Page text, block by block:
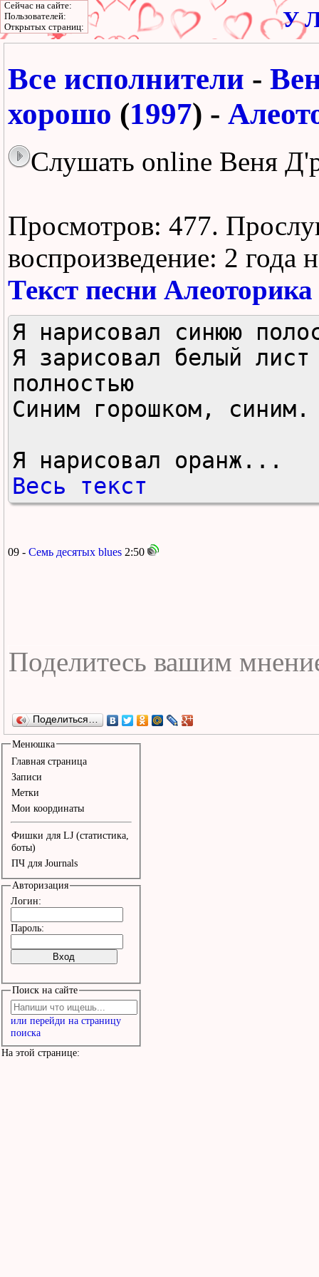
У
Все исполнители -
хорошо (1997) -
Слушать online Веня
Просмотров: 477.
воспроизведение: 2 года
Текст песни Алеоторика
Я нарисовал синюю
Я зарисовал белый лист
полностью
Синим горошком, синим.
Я нарисовал оранж...
Весь текст
09 - Cемь десятых blues 2:50
Поделиться…
Менюшка
Главная страница
Записи
Метки
Мои координаты
Фишки для LJ (статистика,
боты)
ПЧ для Journals
Авторизация
Логин:
Пароль:
Поиск на сайте
или перейди на страницу
поиска
На этой странице:
Сейчас на сайте:
Пользователей:
Открытых страниц: